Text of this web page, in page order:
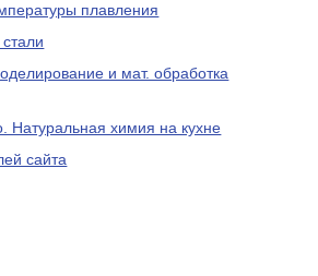
плавления
и мат. обработка
Натуральная химия на кухне
сайта